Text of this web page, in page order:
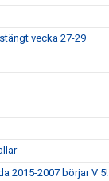
vecka 27-29
2015-2007 börjar V 5!